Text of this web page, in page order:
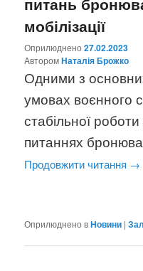
мобілізації
Оприлюднено27.02.2023
AвторомНаталія Брожко
Одними з
умовах воєнного
стабільної роботи
питаннях
Продовжити читання →
Оприлюднено вНовини |